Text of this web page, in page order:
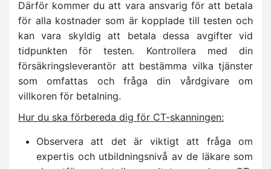
Därför kommer du att vara ansvarig för att betala
för alla kostnader som är kopplade till testen och
kan vara skyldig att betala dessa avgifter vid
tidpunkten för testen. Kontrollera med din
försäkringsleverantör att bestämma vilka tjänster
som omfattas och fråga din vårdgivare om
villkoren för betalning.
Hur du ska förbereda dig för CT-skanningen:
Observera att det är viktigt att fråga om
expertis och utbildningsnivå av de läkare som